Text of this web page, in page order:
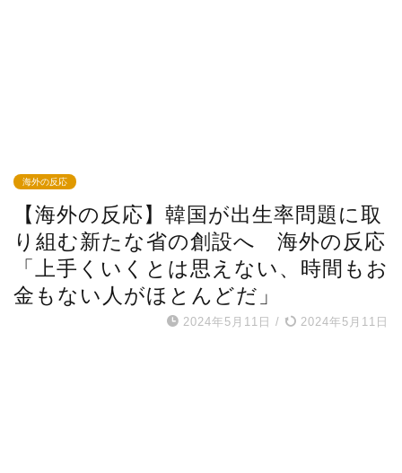
海外の反応
【海外の反応】韓国が出生率問題に取
り組む新たな省の創設へ 海外の反応
「上手くいくとは思えない、時間もお
金もない人がほとんどだ」
2024年5月11日 / 2024年5月11日